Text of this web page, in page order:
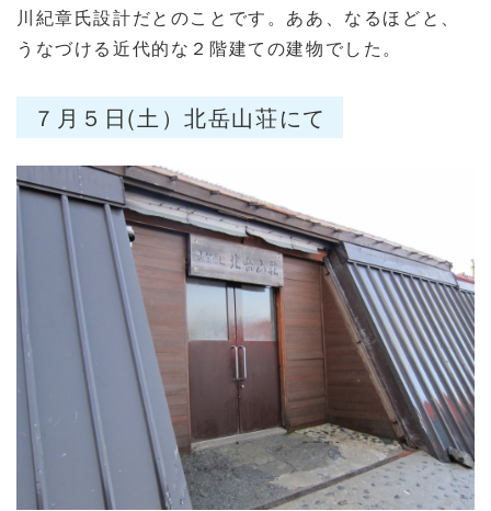
川紀章氏設計だとのことです。ああ、なるほどと、
うなづける近代的な２階建ての建物でした。
７月５日(土）北岳山荘にて